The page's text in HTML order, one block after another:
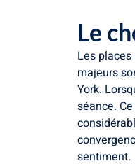
Le
Les
majeurs
York.
séance.
sentiment.